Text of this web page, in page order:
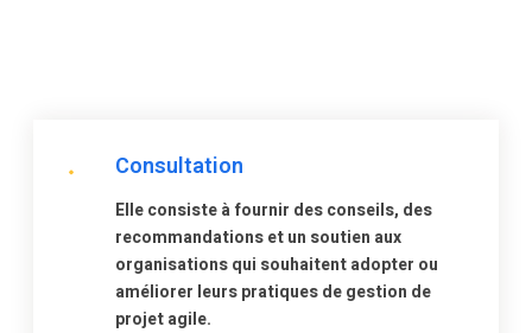
Consultation
Elle consiste à fournir des conseils, des
recommandations et un soutien aux
organisations qui souhaitent adopter ou
améliorer leurs pratiques de gestion de
projet agile.